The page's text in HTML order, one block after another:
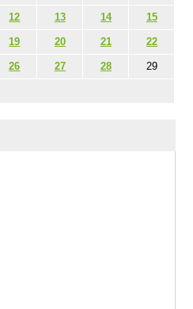
12 13 14 15
19 20 21 22
26 27 28 29